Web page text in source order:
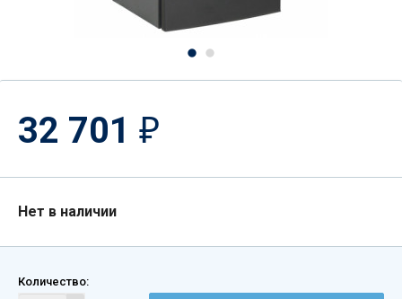
32 701 ₽
Нет в наличии
Количество: